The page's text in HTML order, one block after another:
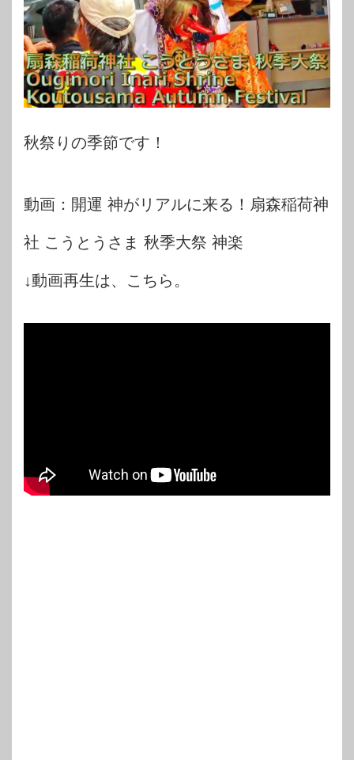
秋祭りの季節です！
動画：開運 神がリアルに来る！扇森稲荷神
社 こうとうさま 秋季大祭 神楽
↓動画再生は、こちら。